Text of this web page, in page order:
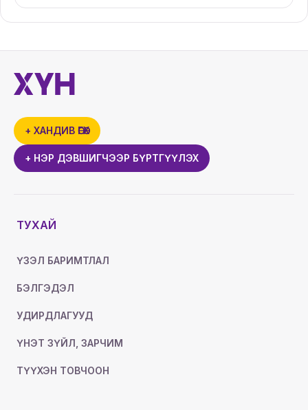
+ ХАНДИВ ӨГӨХ
+ НЭР ДЭВШИГЧЭЭР БҮРТГҮҮЛЭХ
ТУХАЙ
ҮЗЭЛ БАРИМТЛАЛ
БЭЛГЭДЭЛ
УДИРДЛАГУУД
ҮНЭТ ЗҮЙЛ, ЗАРЧИМ
ТҮҮХЭН ТОВЧООН